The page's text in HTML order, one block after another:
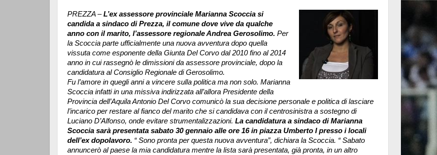
PREZZA –L’ex assessore provinciale Marianna Scoccia si
candida a sindaco di Prezza, il comune dove vive da qualche
anno con il marito, l’assessore regionale Andrea Gerosolimo. Per
la Scoccia parte ufficialmente una nuova avventura dopo quella
vissuta come esponente della Giunta Del Corvo dal 2010 fino al 2014
anno in cui rassegnò le dimissioni da assessore provinciale, dopo la
candidatura al Consiglio Regionale di Gerosolimo.
Fu l’amore in quegli anni a vincere sulla politica ma non solo. Marianna
Scoccia infatti in una missiva indirizzata all’allora Presidente della
Provincia dell’Aquila Antonio Del Corvo comunicò la sua decisione personale e politica di lasciare
l’incarico per restare al fianco del marito che si candidava con il centrosinistra a sostegno di
Luciano D’Alfonso, onde evitare strumentalizzazioni. La candidatura a sindaco di Marianna
Scoccia sarà presentata sabato 30 gennaio alle ore 16 in piazza Umberto I presso i locali
dell’ex dopolavoro. “ Sono pronta per questa nuova avventura”, dichiara la Scoccia. “ Sabato
annuncerò al paese la mia candidatura mentre la lista sarà presentata, già pronta, in un altro